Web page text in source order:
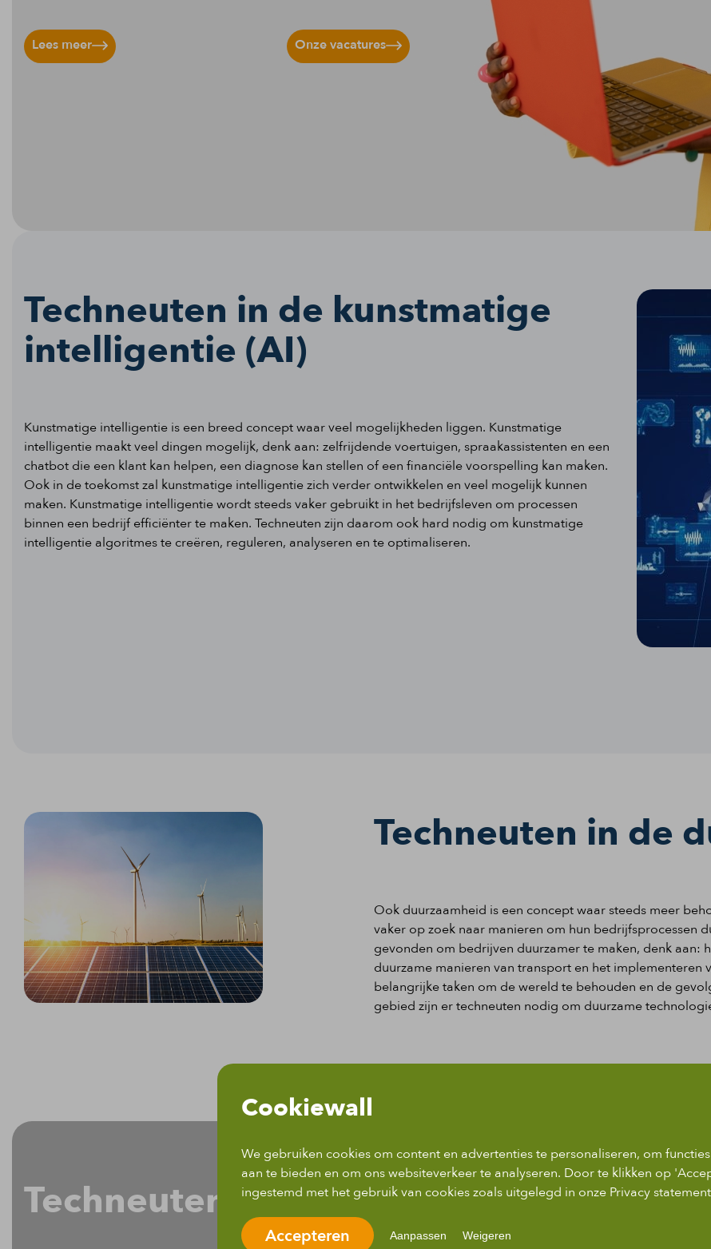
Lees meer Onze vacatures
Techneuten in de kunstmatige
intelligentie (AI)
Kunstmatige intelligentie is een breed concept waar veel mogelijkheden liggen. Kunstmatige
intelligentie maakt veel dingen mogelijk, denk aan: zelfrijdende voertuigen, spraakassistenten en een
chatbot die een klant kan helpen, een diagnose kan stellen of een financiële voorspelling kan maken.
Ook in de toekomst zal kunstmatige intelligentie zich verder ontwikkelen en veel mogelijk kunnen
maken. Kunstmatige intelligentie wordt steeds vaker gebruikt in het bedrijfsleven om processen
binnen een bedrijf efficiënter te maken. Techneuten zijn daarom ook hard nodig om kunstmatige
intelligentie algoritmes te creëren, reguleren, analyseren en te optimaliseren.
Techneuten in de
Ook duurzaamheid is een concept waar steeds meer
vaker op zoek naar manieren om hun bedrijfsprocessen
gevonden om bedrijven duurzamer te maken, denk
duurzame manieren van transport en het
belangrijke taken om de wereld te behouden en de
gebied zijn er techneuten nodig om duurzame
Techneuten in de biotechnologie
Cookiewall
We gebruiken cookies om content en advertenties te personaliseren, om
aan te bieden en om ons websiteverkeer te analyseren. Door te klikken op
ingestemd met het gebruik van cookies zoals uitgelegd in onze Privacy
Aanpassen Weigeren
Accepteren